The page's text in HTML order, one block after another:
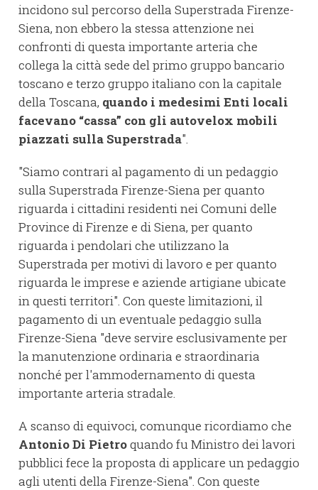
incidono sul percorso della Superstrada Firenze-
Siena, non ebbero la stessa attenzione nei
confronti di questa importante arteria che
collega la città sede del primo gruppo bancario
toscano e terzo gruppo italiano con la capitale
della Toscana, quando i medesimi Enti locali
facevano “cassa” con gli autovelox mobili
piazzati sulla Superstrada".
"Siamo contrari al pagamento di un pedaggio
sulla Superstrada Firenze-Siena per quanto
riguarda i cittadini residenti nei Comuni delle
Province di Firenze e di Siena, per quanto
riguarda i pendolari che utilizzano la
Superstrada per motivi di lavoro e per quanto
riguarda le imprese e aziende artigiane ubicate
in questi territori". Con queste limitazioni, il
pagamento di un eventuale pedaggio sulla
Firenze-Siena "deve servire esclusivamente per
la manutenzione ordinaria e straordinaria
nonché per l'ammodernamento di questa
importante arteria stradale.
A scanso di equivoci, comunque ricordiamo che
Antonio Di Pietroquando fu Ministro dei lavori
pubblici fece la proposta di applicare un pedaggio
agli utenti della Firenze-Siena". Con queste